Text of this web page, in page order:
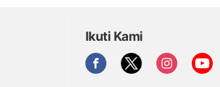
Ikuti Kami